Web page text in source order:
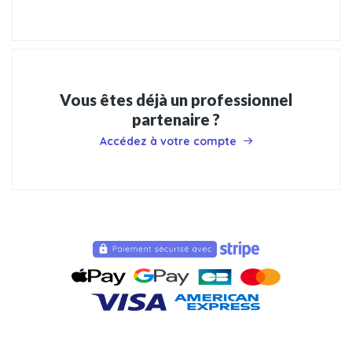
Vous êtes déjà un professionnel
partenaire ?
Accédez à votre compte